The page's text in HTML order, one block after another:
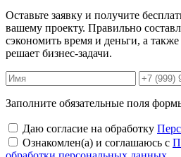
Оставьте заявку и получите
вашему проекту. Правильно
сэкономить время и деньги, а
решает бизнес-задачи.
Заполните обязательные поля
Даю согласие на обработку
Ознакомлен(а) и соглашаюсь с